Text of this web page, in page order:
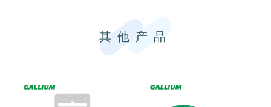
其他产品